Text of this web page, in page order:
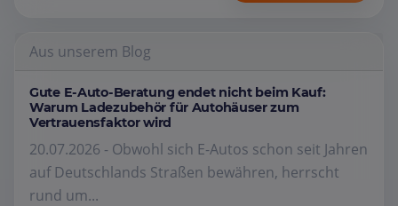
Aus unserem Blog
Gute E-Auto-Beratung endet nicht beim Kauf:
Warum Ladezubehör für Autohäuser zum
Vertrauensfaktor wird
20.07.2026 - Obwohl sich E-Autos schon seit Jahren
auf Deutschlands Straßen bewähren, herrscht
rund um...